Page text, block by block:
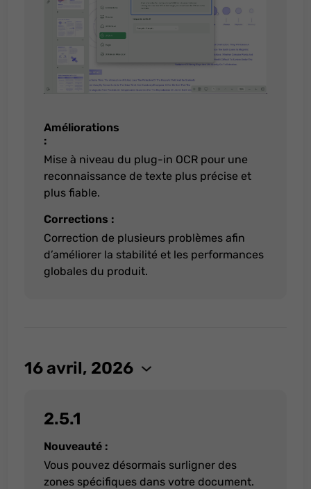
Are you visiting updf.com from outside this
region? Visit your regional site for more
relevant pricing, promotions, and events.
Continuer vers le site français
Améliorations
:
Mise à niveau du plug-in OCR pour une
reconnaissance de texte plus précise et
plus fiable.
Corrections :
Correction de plusieurs problèmes afin
d’améliorer la stabilité et les performances
globales du produit.
16 avril, 2026
2.5.1
Nouveauté :
Vous pouvez désormais surligner des
zones spécifiques dans votre document.
Débloquer mon offre